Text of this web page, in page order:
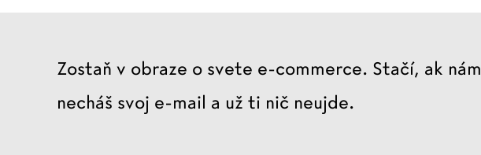
Zostaň v obraze o svete e-commerce. Stačí, ak nám
necháš svoj e-mail a už ti nič neujde.